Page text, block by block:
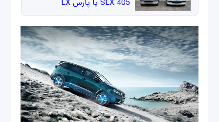
405 SLX یا پارس LX